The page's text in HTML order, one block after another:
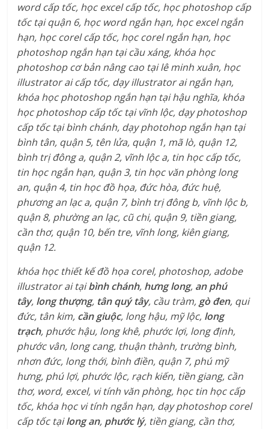
word cấp tốc, học excel cấp tốc, học photoshop cấp
tốc tại quận 6, học word ngắn hạn, học excel ngắn
hạn, học corel cấp tốc, học corel ngắn hạn, học
photoshop ngắn hạn tại cầu xáng, khóa học
photoshop cơ bản nâng cao tại lê minh xuân, học
illustrator ai cấp tốc, dạy illustrator ai ngắn hạn,
khóa học photoshop ngắn hạn tại hậu nghĩa, khóa
học photoshop cấp tốc tại vĩnh lộc, dạy photoshop
cấp tốc tại bình chánh, dạy photohop ngắn hạn tại
bình tân, quận 5, tên lửa, quận 1, mã lò, quận 12,
bình trị đông a, quận 2, vĩnh lộc a, tin học cấp tốc,
tin học ngắn hạn, quận 3, tin học văn phòng long
an, quận 4, tin học đồ họa, đức hòa, đức huệ,
phương an lạc a, quận 7, bình trị đông b, vĩnh lộc b,
quận 8, phường an lạc, cũ chi, quận 9, tiền giang,
cần thơ, quận 10, bến tre, vĩnh long, kiên giang,
quận 12.
khóa học thiết kế đồ họa corel, photoshop, adobe
illustrator ai tạibình chánh, hưng long, an phú
tây, long thượng, tân quý tây, cầu tràm,gò đen, qui
đức, tân kim, cần giuộc, long hậu, mỹ lộc, long
trạch, phước hậu, long khê, phước lợi, long định,
phước vân, long cang, thuận thành, trường bình,
nhơn đức, long thới, bình điền, quận 7, phú mỹ
hưng, phú lợi, phước lộc, rạch kiến, tiền giang, cần
thơ, word, excel, vi tính văn phòng, học tin học cấp
tốc, khóa học vi tính ngắn hạn, dạy photoshop corel
cấp tốc tạilong an, phước lý, tiền giang, cần thơ,